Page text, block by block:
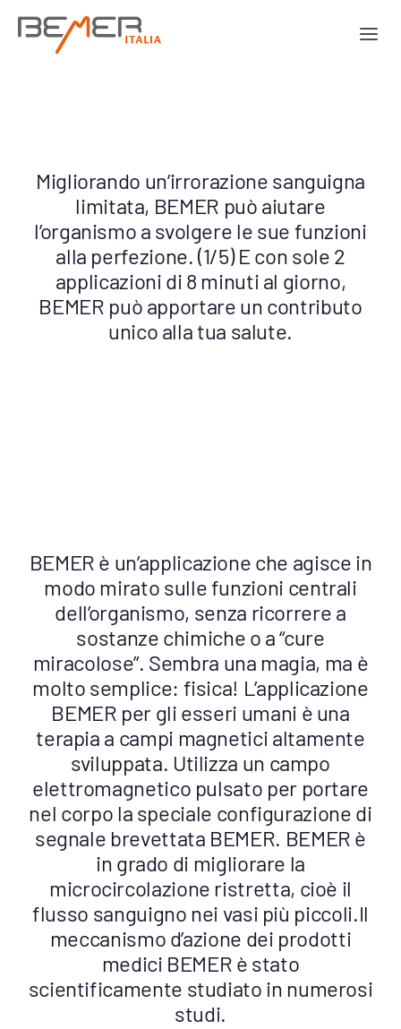
Dog Line
Materiale
Migliorando un’irrorazione sanguigna
limitata, BEMER può aiutare
l’organismo a svolgere le sue funzioni
alla perfezione. (1/5) E con sole 2
applicazioni di 8 minuti al giorno,
BEMER può apportare un contributo
unico alla tua salute.
BEMER è un’applicazione che agisce in
modo mirato sulle funzioni centrali
dell’organismo, senza ricorrere a
sostanze chimiche o a “cure
miracolose”. Sembra una magia, ma è
molto semplice: fisica! L’applicazione
BEMER per gli esseri umani è una
terapia a campi magnetici altamente
sviluppata. Utilizza un campo
elettromagnetico pulsato per portare
nel corpo la speciale configurazione di
segnale brevettata BEMER. BEMER è
in grado di migliorare la
microcircolazione ristretta, cioè il
flusso sanguigno nei vasi più piccoli.Il
meccanismo d’azione dei prodotti
medici BEMER è stato
scientificamente studiato in numerosi
studi.